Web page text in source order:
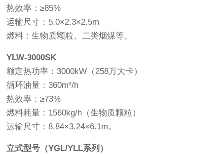
热效率：≥85%
运输尺寸：5.0×2.3×2.5m
燃料：生物质颗粒、二类烟煤等。
YLW-3000SK
额定热功率：3000kW（258万大卡）
循环油量：360m³/h
热效率：≥73%
燃料耗量：1560kg/h（生物质颗粒）
运输尺寸：8.84×3.24×6.1m。
立式型号（YGL/YLL系列）